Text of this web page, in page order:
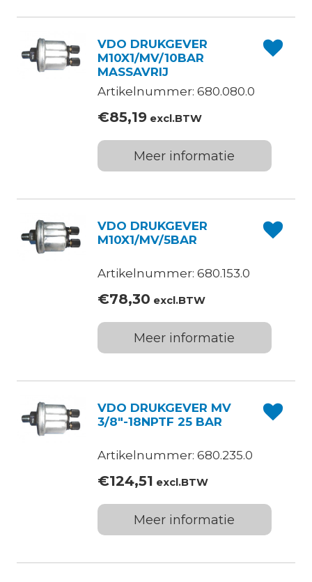
VDO DRUKGEVER
M10X1/MV/10BAR
MASSAVRIJ
Artikelnummer: 680.080.0
€85,19excl.BTW
Meer informatie
VDO DRUKGEVER
M10X1/MV/5BAR
Artikelnummer: 680.153.0
€78,30 excl.BTW
Meer informatie
VDO DRUKGEVER MV
3/8″-18NPTF 25 BAR
Artikelnummer: 680.235.0
€124,51 excl.BTW
Meer informatie